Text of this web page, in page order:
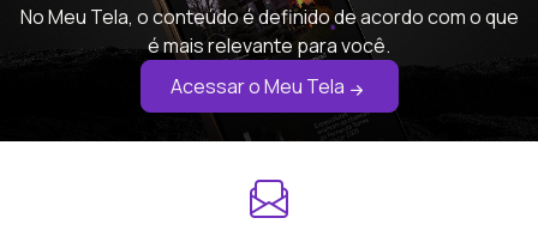
No Meu Tela, o conteúdo é definido de acordo com o que
é mais relevante para você.
Acessar o Meu Tela